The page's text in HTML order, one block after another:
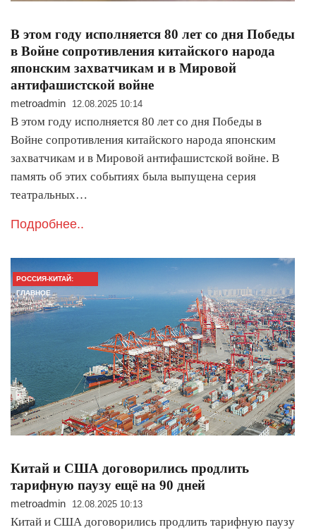
В этом году исполняется 80 лет со дня Победы
в Войне сопротивления китайского народа
японским захватчикам и в Мировой
антифашистской войне
metroadmin 12.08.2025 10:14
В этом году исполняется 80 лет со дня Победы в
Войне сопротивления китайского народа японским
захватчикам и в Мировой антифашистской войне. В
память об этих событиях была выпущена серия
театральных…
Подробнее..
РОССИЯ-КИТАЙ:
ГЛАВНОЕ
Китай и США договорились продлить
тарифную паузу ещё на 90 дней
metroadmin 12.08.2025 10:13
Китай и США договорились продлить тарифную паузу